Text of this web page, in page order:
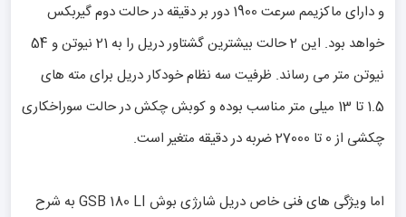
و دارای ماکزیمم سرعت 1900 دور بر دقیقه در حالت دوم گیربکس
خواهد بود. این 2 حالت بیشترین گشتاور دریل را به 21 نیوتن و 54
نیوتن متر می رساند. ظرفیت سه نظام خودکار دریل برای مته های
1.5 تا 13 میلی متر مناسب بوده و کوبش چکش در حالت سوراخکاری
چکشی از 0 تا 27000 ضربه در دقیقه متغیر است.
اما ویژگی های فنی خاص دریل شارژی بوش GSB 180 LI به شرح